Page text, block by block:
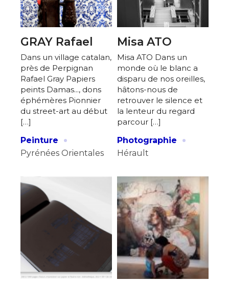
GRAY Rafael
Dans un village catalan,
près de Perpignan
Rafael Gray Papiers
peints Damas..., dons
éphémères Pionnier
du street-art au début
[…]
Peinture
·
Pyrénées Orientales
Misa ATO
Misa ATO Dans un
monde où le blanc a
disparu de nos oreilles,
hâtons-nous de
retrouver le silence et
la lenteur du regard
parcour […]
Photographie
·
Hérault